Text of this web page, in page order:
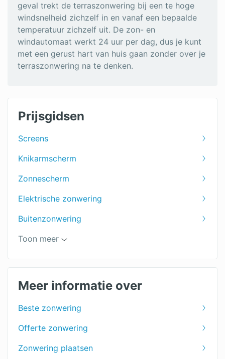
geval trekt de terraszonwering bij een te hoge
windsnelheid zichzelf in en vanaf een bepaalde
temperatuur zichzelf uit. De zon- en
windautomaat werkt 24 uur per dag, dus je kunt
met een gerust hart van huis gaan zonder over je
terraszonwering na te denken.
Prijsgidsen
Screens
Knikarmscherm
Zonnescherm
Elektrische zonwering
Buitenzonwering
Uitvalscherm
Zonweringspecialist
Zonwering binnenkant
Toon meer
Meer informatie over
Beste zonwering
Offerte zonwering
Zonwering plaatsen